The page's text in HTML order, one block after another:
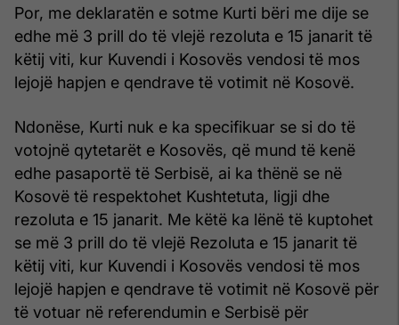
Por, me deklaratën e sotme Kurti bëri me dije se
edhe më 3 prill do të vlejë rezoluta e 15 janarit të
këtij viti, kur Kuvendi i Kosovës vendosi të mos
lejojë hapjen e qendrave të votimit në Kosovë.
Ndonëse, Kurti nuk e ka specifikuar se si do të
votojnë qytetarët e Kosovës, që mund të kenë
edhe pasaportë të Serbisë, ai ka thënë se në
Kosovë të respektohet Kushtetuta, ligji dhe
rezoluta e 15 janarit. Me këtë ka lënë të kuptohet
se më 3 prill do të vlejë Rezoluta e 15 janarit të
këtij viti, kur Kuvendi i Kosovës vendosi të mos
lejojë hapjen e qendrave të votimit në Kosovë për
të votuar në referendumin e Serbisë për